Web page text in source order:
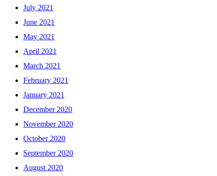
July 2021
June 2021
May 2021
April 2021
March 2021
February 2021
January 2021
December 2020
November 2020
October 2020
September 2020
August 2020